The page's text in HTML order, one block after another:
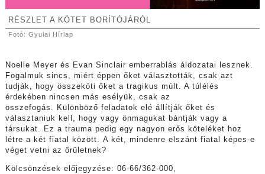
RÉSZLET A KÖTET BORÍTÓJÁRÓL
Fotó: Gyulai Hírlap
Noelle Meyer és Evan Sinclair emberrablás áldozatai lesznek.
Fogalmuk sincs, miért éppen őket választották, csak azt
tudják, hogy összeköti őket a tragikus múlt. A túlélés
érdekében nincsen más esélyük, csak az
összefogás. Különböző feladatok elé állítják őket és
választaniuk kell, hogy vagy önmagukat bántják vagy a
társukat. Ez a trauma pedig egy nagyon erős köteléket hoz
létre a két fiatal között. A két, mindenre elszánt fiatal képes-e
véget vetni az őrületnek?
Kölcsönzések előjegyzése: 06-66/362-000,